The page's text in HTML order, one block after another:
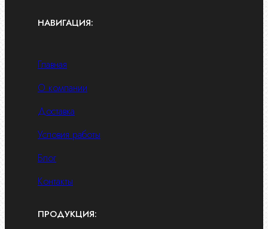
НАВИГАЦИЯ:
Главная
О компании
Доставка
Условия работы
Блог
Контакты
ПРОДУКЦИЯ: